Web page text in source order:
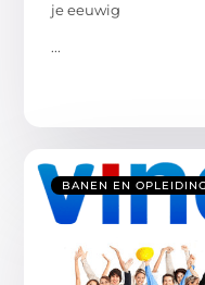
je eeuwig
...
BANEN EN